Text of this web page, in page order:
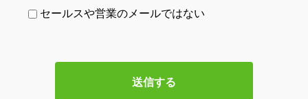
セールスや営業のメールではない